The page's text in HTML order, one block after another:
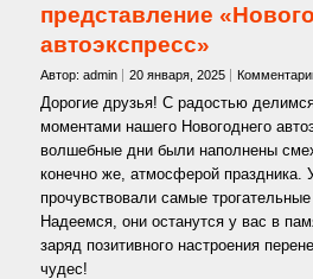
представление
автоэкспресс»
Автор: admin 20 января, 2025
Дорогие друзья! С радостью
моментами нашего Новогоднего
волшебные дни были наполнены
конечно же, атмосферой праздника.
прочувствовали самые
Надеемся, они останутся у вас в
заряд позитивного настроения
чудес!